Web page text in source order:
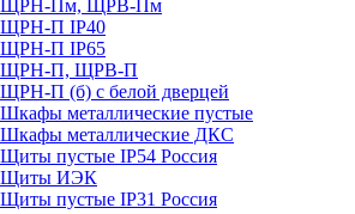
ЩРН-Пм, ЩРВ-Пм
ЩРН-П IP40
ЩРН-П IP65
ЩРН-П, ЩРВ-П
ЩРН-П (б) с белой дверцей
Шкафы металлические пустые
Шкафы металлические ДКС
Щиты пустые IP54 Россия
Щиты ИЭК
Щиты пустые IP31 Россия